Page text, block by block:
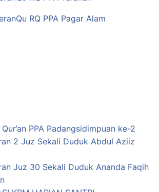
PPA Padangsidimpuan ke-2
2 Juz Sekali Duduk Abdul Aziiz
Juz 30 Sekali Duduk Ananda Faqih